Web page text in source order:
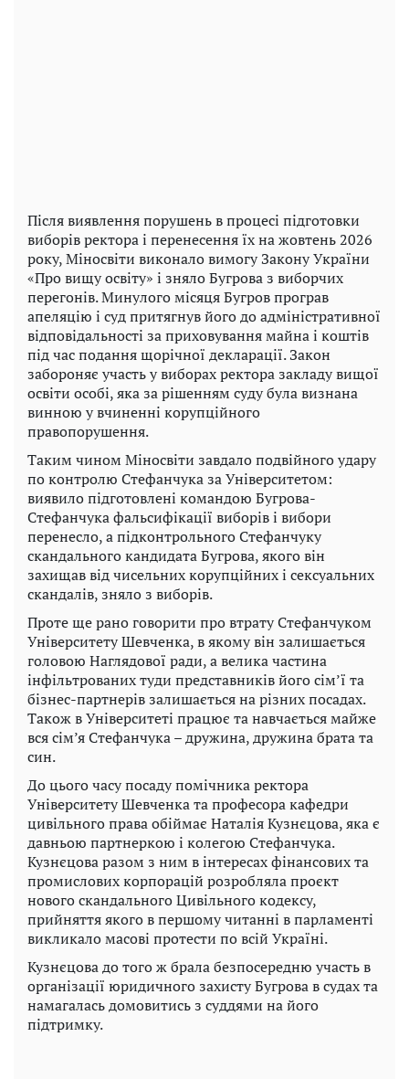
Після виявлення порушень в процесі підготовки
виборів ректора і перенесення їх на жовтень 2026
року, Міносвіти виконало вимогу Закону України
«Про вищу освіту» і зняло Бугрова з виборчих
перегонів. Минулого місяця Бугров програв
апеляцію і суд притягнув його до адміністративної
відповідальності за приховування майна і коштів
під час подання щорічної декларації. Закон
забороняє участь у виборах ректора закладу вищої
освіти особі, яка за рішенням суду була визнана
винною у вчиненні корупційного
правопорушення.
Таким чином Міносвіти завдало подвійного удару
по контролю Стефанчука за Університетом:
виявило підготовлені командою Бугрова-
Стефанчука фальсифікації виборів і вибори
перенесло, а підконтрольного Стефанчуку
скандального кандидата Бугрова, якого він
захищав від чисельних корупційних і сексуальних
скандалів, зняло з виборів.
Проте ще рано говорити про втрату Стефанчуком
Університету Шевченка, в якому він залишається
головою Наглядової ради, а велика частина
інфільтрованих туди представників його сім’ї та
бізнес-партнерів залишається на різних посадах.
Також в Університеті працює та навчається майже
вся сім’я Стефанчука – дружина, дружина брата та
син.
До цього часу посаду помічника ректора
Університету Шевченка та професора кафедри
цивільного права обіймає Наталія Кузнєцова, яка є
давньою партнеркою і колегою Стефанчука.
Кузнєцова разом з ним в інтересах фінансових та
промислових корпорацій розробляла проєкт
нового скандального Цивільного кодексу,
прийняття якого в першому читанні в парламенті
викликало масові протести по всій Україні.
Кузнєцова до того ж брала безпосередню участь в
організації юридичного захисту Бугрова в судах та
намагалась домовитись з суддями на його
підтримку.